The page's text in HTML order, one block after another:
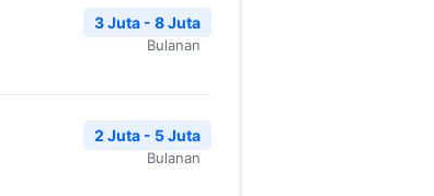
3 Juta - 8 Juta
Bulanan
2 Juta - 5 Juta
Bulanan